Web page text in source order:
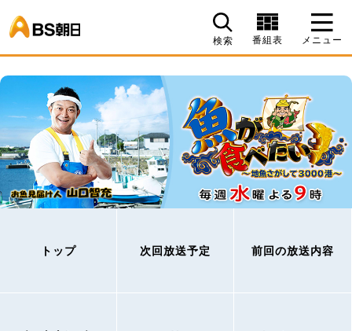
検索 番組表 メニュー
トップ 次回放送予定 前回の放送内容